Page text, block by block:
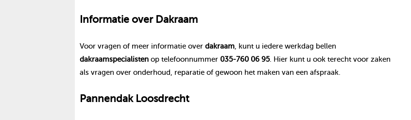
Informatie over Dakraam
Voor vragen of meer informatie over dakraam, kunt u iedere werkdag bellen
dakraamspecialistenop telefoonnummer 035-760 06 95. Hier kunt u ook terecht voor zaken
als vragen over onderhoud, reparatie of gewoon het maken van een afspraak.
Pannendak Loosdrecht